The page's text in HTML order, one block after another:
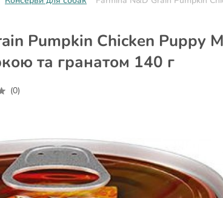
Pumpkin Chicken Puppy
та гранатом 140 г
(0)